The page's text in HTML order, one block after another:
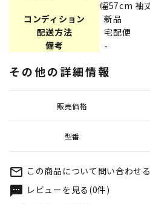
幅57cm 袖
コンディション
新品
配送方法
宅配便
備考
-
その他の詳細情報
販売価格
型番
mail_outline この商品について問い合わせる
textsms レビューを見る(0件)